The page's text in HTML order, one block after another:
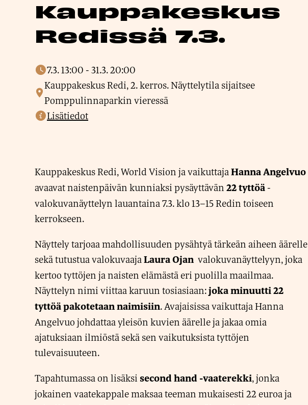
Kauppakeskus
Redissä 7.3.
7.3. 13:00-31.3. 20:00
Kauppakeskus Redi, 2. kerros. Näyttelytila sijaitsee
Pomppulinnaparkin vieressä
Lisätiedot
Kauppakeskus Redi, World Vision ja vaikuttajaHanna Angelvuo
avaavat naistenpäivän kunniaksi pysäyttävän 22 tyttöä-
valokuvanäyttelyn lauantaina 7.3. klo 13–15 Redin toiseen
kerrokseen.
Näyttely tarjoaa mahdollisuuden pysähtyä tärkeän aiheen äärelle
sekä tutustua valokuvaajaLaura Ojan valokuvanäyttelyyn, joka
kertoo tyttöjen ja naisten elämästä eri puolilla maailmaa.
Näyttelyn nimi viittaa karuun tosiasiaan:joka minuutti 22
tyttöä pakotetaan naimisiin. Avajaisissa vaikuttaja Hanna
Angelvuo johdattaa yleisön kuvien äärelle ja jakaa omia
ajatuksiaan ilmiöstä sekä sen vaikutuksista tyttöjen
tulevaisuuteen.
Tapahtumassa on lisäksi second hand -vaaterekki, jonka
jokainen vaatekappale maksaa teeman mukaisesti 22 euroa ja